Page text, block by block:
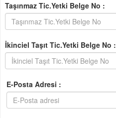
Taşınmaz Tic.Yetki Belge No :
İkinciel Taşıt Tic.Yetki Belge No :
E-Posta Adresi :